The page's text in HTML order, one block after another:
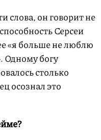
слова, он говорит не
Серсеи
«я больше не люблю
Одному богу
столько
осознал это